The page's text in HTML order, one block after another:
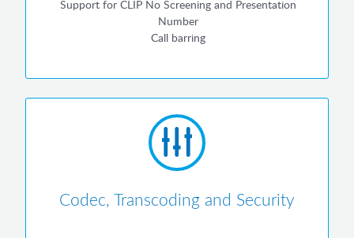
Support for CLIP No Screening and Presentation
Number
Call barring
Codec, Transcoding and Security